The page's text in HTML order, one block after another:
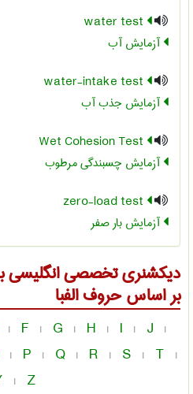
آزمایش آب
آزمایش جذب آب
آزمایش چسبندگی مرطوب
آزمایش بار صفر
دیکشنری تخصصی انگلیسی
بر اساس حروف الفبا
| F | G | H | I | J |
| P | Q | R | S | T |
| Z